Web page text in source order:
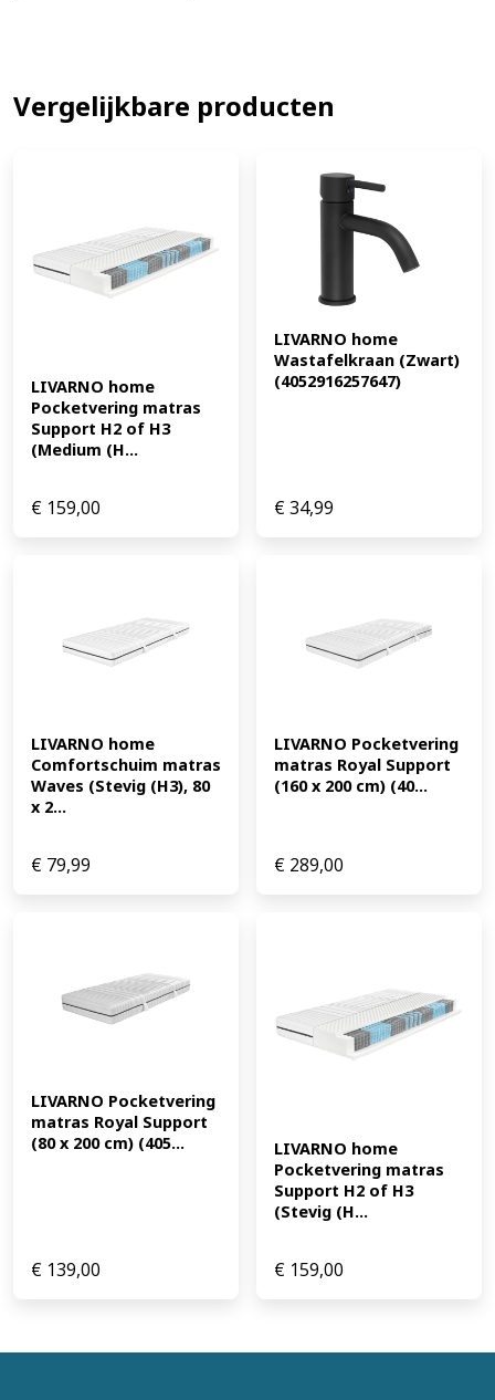
Vergelijkbare producten
LIVARNO home
Pocketvering matras
Support H2 of H3
(Medium (H...
€ 159,00
LIVARNO home
Wastafelkraan (Zwart)
(4052916257647)
€34,99
LIVARNO home
Comfortschuim matras
Waves (Stevig (H3), 80
x 2...
€ 79,99
LIVARNO Pocketvering
matras Royal Support
(160 x 200 cm) (40...
€ 289,00
LIVARNO Pocketvering
matras Royal Support
(80 x 200 cm) (405...
€ 139,00
LIVARNO home
Pocketvering matras
Support H2 of H3
(Stevig (H...
€ 159,00